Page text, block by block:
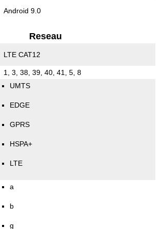
Android 9.0
Reseau
LTE CAT12
1, 3, 38, 39, 40, 41, 5, 8
UMTS
EDGE
GPRS
HSPA+
LTE
a
b
g